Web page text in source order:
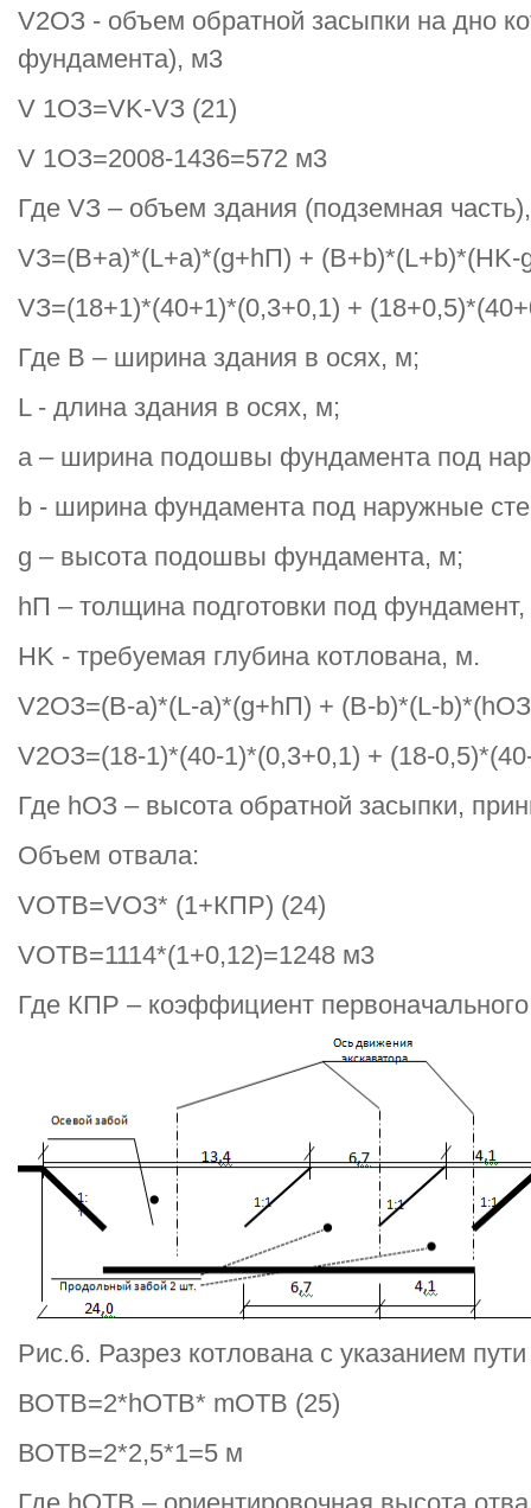
V2ОЗ - объем обратной засыпки на дно
фундамента), м3
V 1ОЗ=VK-VЗ (21)
V 1ОЗ=2008-1436=572 м3
Где VЗ – объем здания (подземная
VЗ=(B+a)*(L+a)*(g+hП) + (B+b)*(L+b)*(HK-
VЗ=(18+1)*(40+1)*(0,3+0,1) +
Где В – ширина здания в осях, м;
L - длина здания в осях, м;
а – ширина подошвы фундамента под
b - ширина фундамента под наружные
g – высота подошвы фундамента, м;
hП – толщина подготовки под
HK - требуемая глубина котлована, м.
V2ОЗ=(B-a)*(L-a)*(g+hП) + (B-b)*(L-
V2ОЗ=(18-1)*(40-1)*(0,3+0,1) + (18-
Где hОЗ – высота обратной засыпки,
Объем отвала:
VОТВ=VОЗ* (1+КПР) (24)
VОТВ=1114*(1+0,12)=1248 м3
Где КПР – коэффициент
Рис.6. Разрез котлована с указанием
ВОТВ=2*hОТВ* mОТВ (25)
ВОТВ=2*2,5*1=5 м